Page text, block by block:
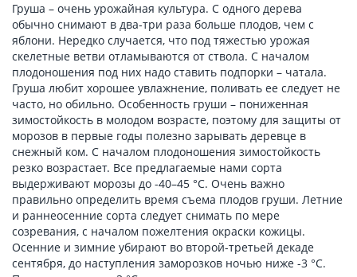
Груша – очень урожайная культура. С одного дерева
обычно снимают в два-три раза больше плодов, чем с
яблони. Нередко случается, что под тяжестью урожая
скелетные ветви отламываются от ствола. С началом
плодоношения под них надо ставить подпорки – чатала.
Груша любит хорошее увлажнение, поливать ее следует не
часто, но обильно. Особенность груши – пониженная
зимостойкость в молодом возрасте, поэтому для защиты от
морозов в первые годы полезно зарывать деревце в
снежный ком. С началом плодоношения зимостойкость
резко возрастает. Все предлагаемые нами сорта
выдерживают морозы до -40–45 °C. Очень важно
правильно определить время съема плодов груши. Летние
и раннеосенние сорта следует снимать по мере
созревания, с началом пожелтения окраски кожицы.
Осенние и зимние убирают во второй-третьей декаде
сентября, до наступления заморозков ночью ниже -3 °С.